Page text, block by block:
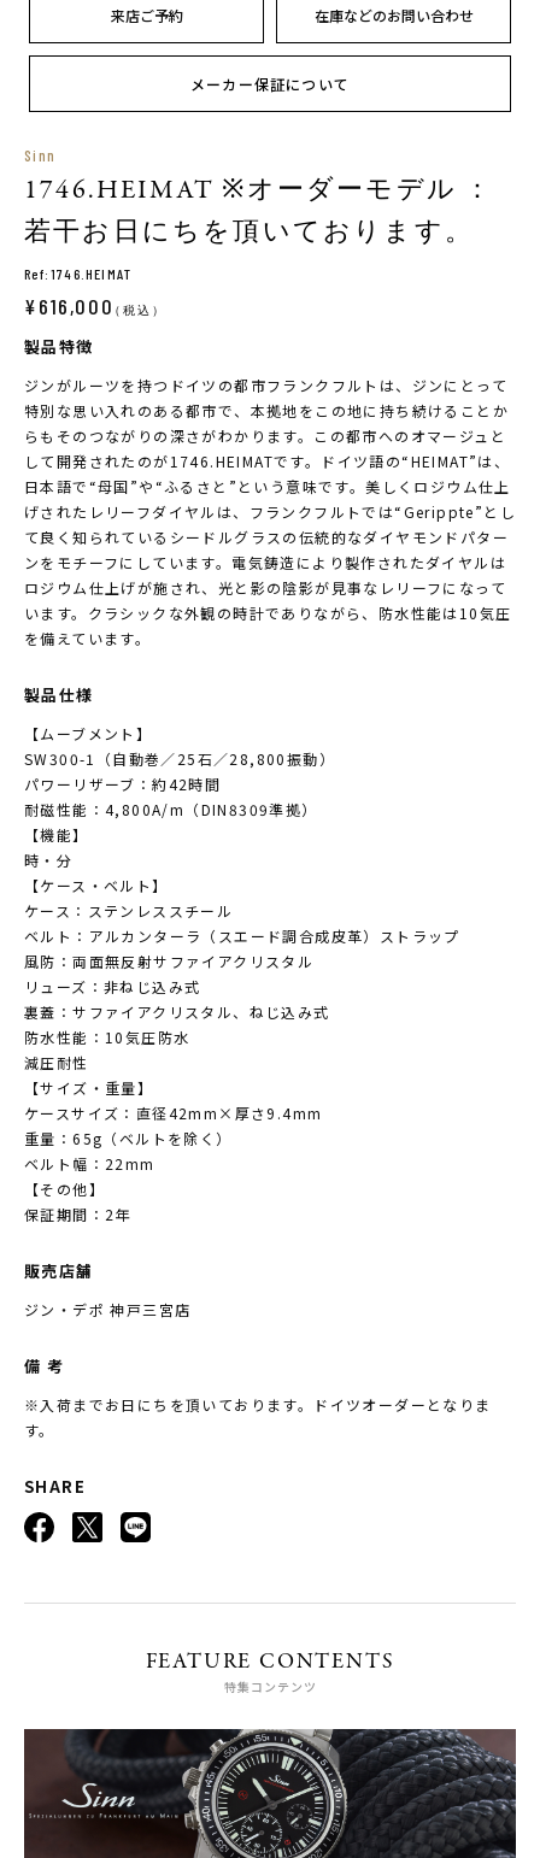
来店ご予約 在庫などのお問い合わせ
メーカー保証について
Sinn
1746.HEIMAT ※オーダーモデル ：
若干お日にちを頂いております。
Ref:1746.HEIMAT
¥616,000（税込）
製品特徴
ジンがルーツを持つドイツの都市フランクフルトは、ジンにとって
特別な思い入れのある都市で、本拠地をこの地に持ち続けることか
らもそのつながりの深さがわかります。この都市へのオマージュと
して開発されたのが1746.HEIMATです。ドイツ語の“HEIMAT”は、
日本語で“母国”や“ふるさと”という意味です。美しくロジウム仕上
げされたレリーフダイヤルは、フランクフルトでは“Gerippte”とし
て良く知られているシードルグラスの伝統的なダイヤモンドパター
ンをモチーフにしています。電気鋳造により製作されたダイヤルは
ロジウム仕上げが施され、光と影の陰影が見事なレリーフになって
います。クラシックな外観の時計でありながら、防水性能は10気圧
を備えています。
製品仕様
【ムーブメント】
SW300-1（自動巻／25石／28,800振動）
パワーリザーブ：約42時間
耐磁性能：4,800A/m（DIN8309準拠）
【機能】
時・分
【ケース・ベルト】
ケース：ステンレススチール
ベルト：アルカンターラ（スエード調合成皮革）ストラップ
風防：両面無反射サファイアクリスタル
リューズ：非ねじ込み式
裏蓋：サファイアクリスタル、ねじ込み式
防水性能：10気圧防水
減圧耐性
【サイズ・重量】
ケースサイズ：直径42mm×厚さ9.4mm
重量：65g（ベルトを除く）
ベルト幅：22mm
【その他】
保証期間：2年
販売店舗
ジン・デポ 神戸三宮店
備 考
※入荷までお日にちを頂いております。ドイツオーダーとなりま
す。
SHARE
FEATURE CONTENTS
特集コンテンツ